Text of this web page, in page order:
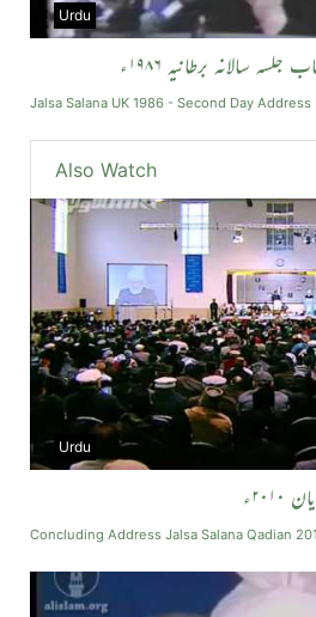
Urdu
سالانہ برطانیہ ۱۹۸۶ء
Jalsa Salana UK 1986 - Second Day Address
Also Watch
Urdu
Concluding Address Jalsa Salana Qadian